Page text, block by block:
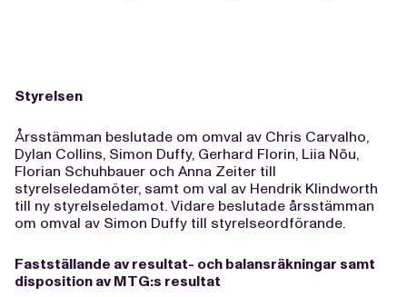
Styrelsen
Årsstämman beslutade om omval av Chris Carvalho,
Dylan Collins, Simon Duffy, Gerhard Florin, Liia Nõu,
Florian Schuhbauer och Anna Zeiter till
styrelseledamöter, samt om val av Hendrik Klindworth
till ny styrelseledamot. Vidare beslutade årsstämman
om omval av Simon Duffy till styrelseordförande.
Fastställande av resultat- och balansräkningar samt
disposition av MTG:s resultat